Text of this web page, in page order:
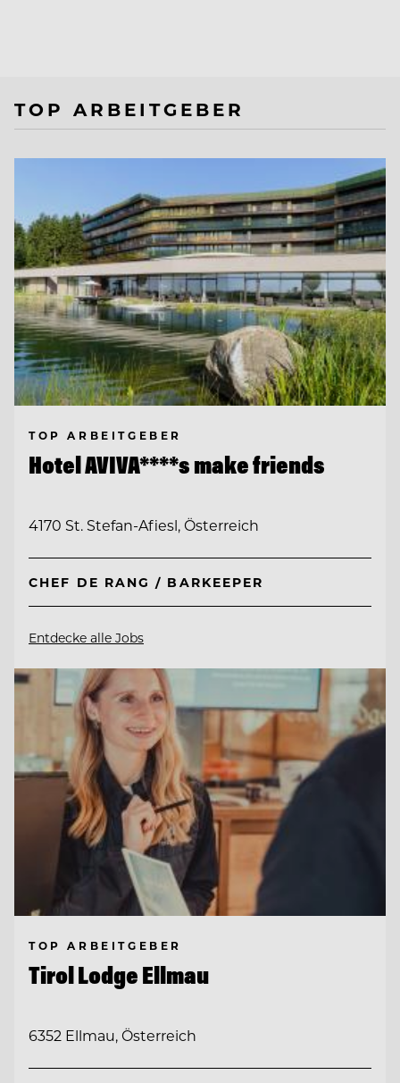
TOP ARBEITGEBER
TOP ARBEITGEBER
Hotel AVIVA****s make friends
4170 St. Stefan-Afiesl, Österreich
CHEF DE RANG / BARKEEPER
Entdecke alle Jobs
TOP ARBEITGEBER
Tirol Lodge Ellmau
6352 Ellmau, Österreich